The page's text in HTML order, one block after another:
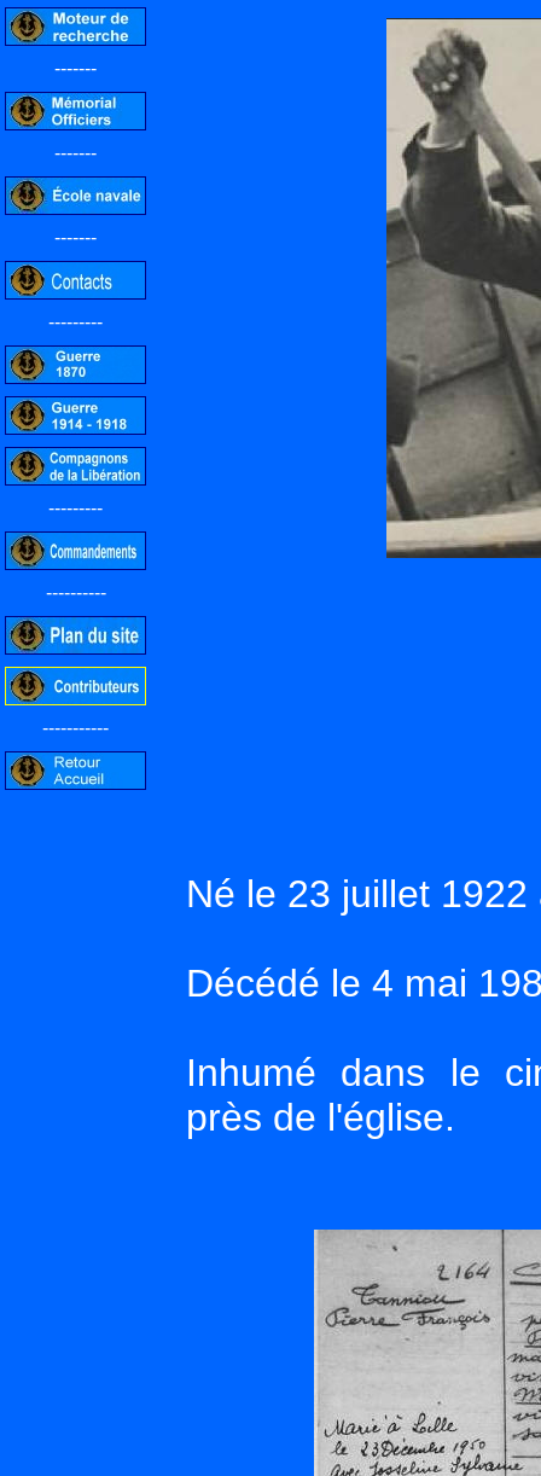
-------
-------
-------
---------
---------
----------
-----------
Né le 23 juillet
Décédé le 4 mai
Inhumé dans le
près de l'église.